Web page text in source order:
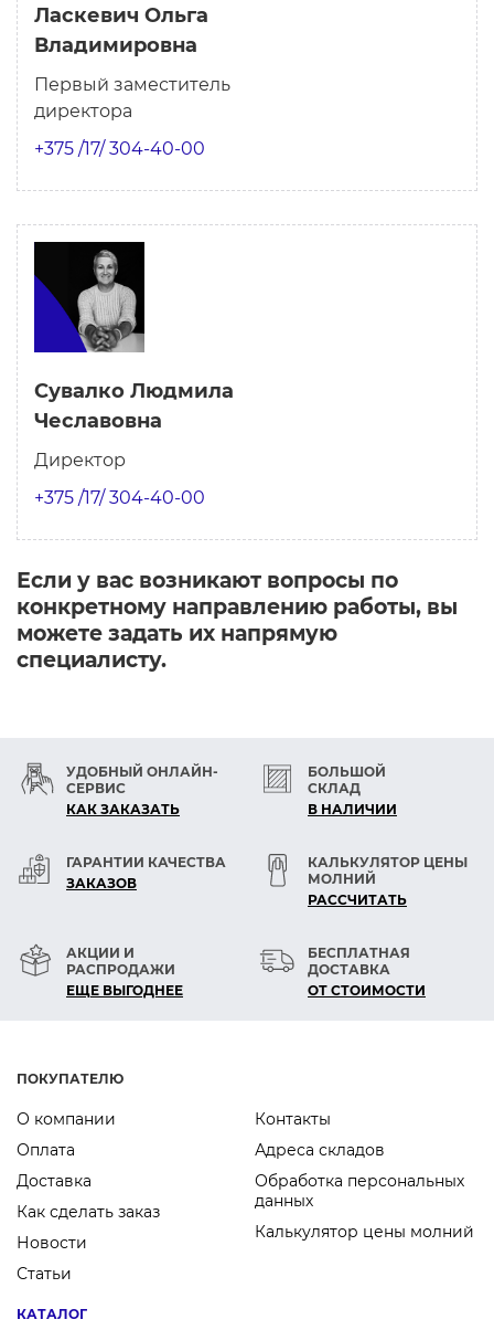
Ласкевич Ольга
Владимировна
Первый заместитель
директора
+375 /17/ 304-40-00
Сувалко Людмила
Чеславовна
Директор
+375 /17/ 304-40-00
Если у вас возникают вопросы по
конкретному направлению работы, вы
можете задать их напрямую
специалисту.
УДОБНЫЙ ОНЛАЙН-
СЕРВИС
КАК ЗАКАЗАТЬ
БОЛЬШОЙ
СКЛАД
В НАЛИЧИИ
ГАРАНТИИ КАЧЕСТВА
ЗАКАЗОВ
КАЛЬКУЛЯТОР ЦЕНЫ
МОЛНИЙ
РАСCЧИТАТЬ
АКЦИИ И
РАСПРОДАЖИ
ЕЩЕ ВЫГОДНЕЕ
БЕСПЛАТНАЯ
ДОСТАВКА
ОТ СТОИМОСТИ
ПОКУПАТЕЛЮ
О компании
Оплата
Доставка
Как сделать заказ
Новости
Статьи
Контакты
Адреса складов
Обработка персональных
данных
Калькулятор цены молний
КАТАЛОГ